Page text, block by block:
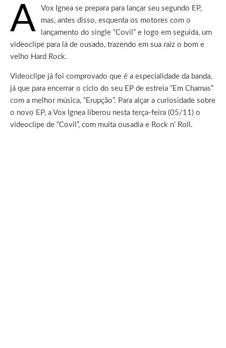
A
Vox Ignea se prepara para lançar seu segundo EP,
mas, antes disso, esquenta os motores com o
lançamento do single “Covil” e logo em seguida, um
videoclipe para lá de ousado, trazendo em sua raiz o bom e
velho Hard Rock.
Videoclipe já foi comprovado que é a especialidade da banda,
já que para encerrar o ciclo do seu EP de estreia “Em Chamas”
com a melhor música, “Erupção”. Para alçar a curiosidade sobre
o novo EP, a Vox Ignea liberou nesta terça-feira (05/11) o
videoclipe de “Covil”, com muita ousadia e Rock n’ Roll.